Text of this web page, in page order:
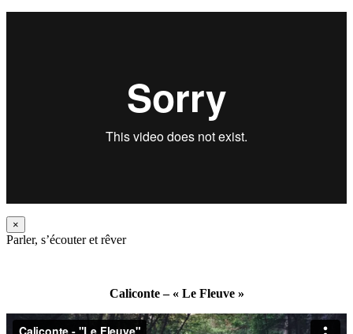
×
Parler, s’écouter et rêver
Caliconte – « Le Fleuve »